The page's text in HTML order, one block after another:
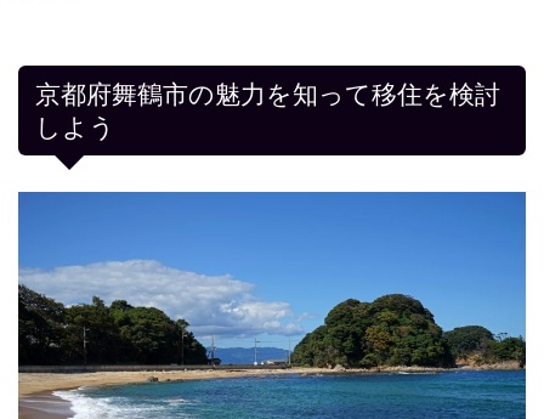
京都府舞鶴市の魅力を知って移住を検討
しよう